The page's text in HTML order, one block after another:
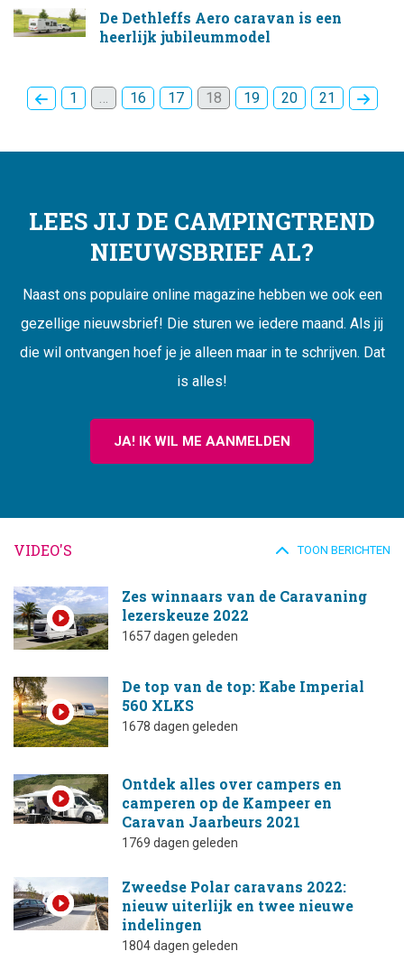
De Dethleffs Aero caravan is een
heerlijk jubileummodel
1 … 16 17 18 19 20 21
LEES JIJ DE CAMPINGTREND
NIEUWSBRIEF AL?
Naast ons populaire online magazine hebben we ook een
gezellige nieuwsbrief! Die sturen we iedere maand. Als jij
die wil ontvangen hoef je je alleen maar in te schrijven. Dat
is alles!
JA! IK WIL ME AANMELDEN
VIDEO'S TOON BERICHTEN
Zes winnaars van de Caravaning
lezerskeuze 2022
1657 dagen geleden
De top van de top: Kabe Imperial
560 XLKS
1678 dagen geleden
Ontdek alles over campers en
camperen op de Kampeer en
Caravan Jaarbeurs 2021
1769 dagen geleden
Zweedse Polar caravans 2022:
nieuw uiterlijk en twee nieuwe
indelingen
1804 dagen geleden